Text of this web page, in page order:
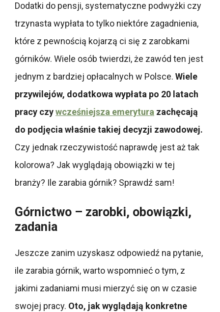
Dodatki do pensji, systematyczne podwyżki czy
trzynasta wypłata to tylko niektóre zagadnienia,
które z pewnością kojarzą ci się z zarobkami
górników. Wiele osób twierdzi, że zawód ten jest
jednym z bardziej opłacalnych w Polsce. Wiele
przywilejów, dodatkowa wypłata po 20 latach
pracy czywcześniejsza emerytura zachęcają
do podjęcia właśnie takiej decyzji zawodowej.
Czy jednak rzeczywistość naprawdę jest aż tak
kolorowa? Jak wyglądają obowiązki w tej
branży? Ile zarabia górnik? Sprawdź sam!
Górnictwo – zarobki, obowiązki,
zadania
Jeszcze zanim uzyskasz odpowiedź na pytanie,
ile zarabia górnik, warto wspomnieć o tym, z
jakimi zadaniami musi mierzyć się on w czasie
swojej pracy. Oto, jak wyglądają konkretne